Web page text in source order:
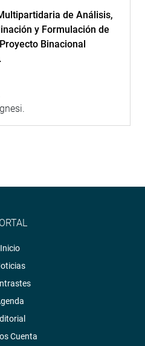
de Análisis,
y Formulación de
Binacional
Inicio
Cuenta